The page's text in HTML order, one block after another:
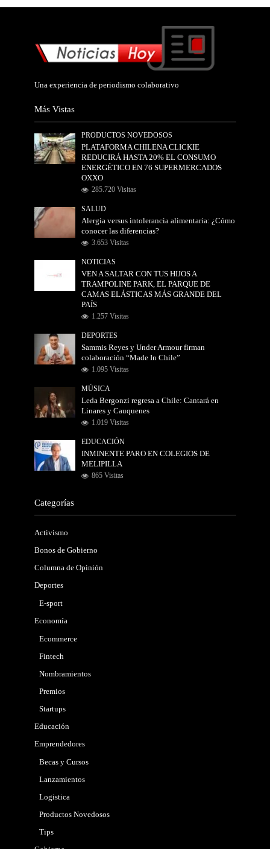
Una experiencia de periodismo colaborativo
Más Vistas
PRODUCTOS NOVEDOSOS
PLATAFORMA CHILENA CLICKIE
REDUCIRÁ HASTA 20% EL CONSUMO
ENERGÉTICO EN 76 SUPERMERCADOS
OXXO
285.720 Visitas
SALUD
Alergia versus intolerancia alimentaria: ¿Cómo
conocer las diferencias?
3.653 Visitas
NOTICIAS
VEN A SALTAR CON TUS HIJOS A
TRAMPOLINE PARK, EL PARQUE DE
CAMAS ELÁSTICAS MÁS GRANDE DEL
PAÍS
1.257 Visitas
DEPORTES
Sammis Reyes y Under Armour firman
colaboración “Made In Chile”
1.095 Visitas
MÚSICA
Leda Bergonzi regresa a Chile: Cantará en
Linares y Cauquenes
1.019 Visitas
EDUCACIÓN
INMINENTE PARO EN COLEGIOS DE
MELIPILLA
865 Visitas
Categorías
Activismo
Bonos de Gobierno
Columna de Opinión
Deportes
E-sport
Economía
Ecommerce
Fintech
Nombramientos
Premios
Startups
Educación
Emprendedores
Becas y Cursos
Lanzamientos
Logistica
Productos Novedosos
Tips